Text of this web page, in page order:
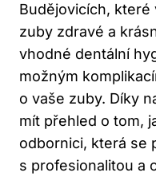
Budějovicích,
zuby zdravé a
vhodné dentální
možným
o vaše zuby. Díky
mít přehled o tom,
odbornici, která se
s profesionalitou a